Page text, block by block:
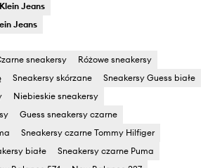
Jeans
Jeans
sneakersy
Różowe sneakersy
Sneakersy skórzane
Sneakersy Guess białe
Niebieskie sneakersy
Guess sneakersy czarne
Sneakersy czarne Tommy Hilfiger
białe
Sneakersy czarne Puma